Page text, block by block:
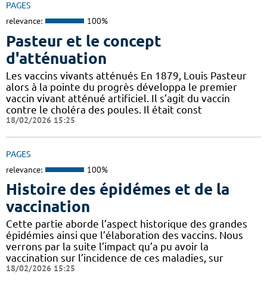
PAGES
relevance: 100%
Pasteur et le concept
d'atténuation
Les vaccins vivants atténués En 1879, Louis Pasteur
alors à la pointe du progrès développa le premier
vaccin vivant atténué artificiel. Il s’agit du vaccin
contre le choléra des poules. Il était const
18/02/2026 15:25
PAGES
relevance: 100%
Histoire des épidémes et de la
vaccination
Cette partie aborde l’aspect historique des grandes
épidémies ainsi que l’élaboration des vaccins. Nous
verrons par la suite l’impact qu’a pu avoir la
vaccination sur l’incidence de ces maladies, sur
18/02/2026 15:25